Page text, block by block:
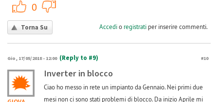
0
Torna Su Accedio registratiper inserire commenti.
Gio, 17/05/2018 - 12:00 (Reply to #9) #10
Inverter in blocco
Ciao ho messo in rete un impianto da Gennaio. Nei primi due
mesi non ci sono stati problemi di blocco. Da inizio Aprile mi